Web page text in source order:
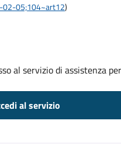
02-05;104~art12)
al servizio di assistenza
al servizio